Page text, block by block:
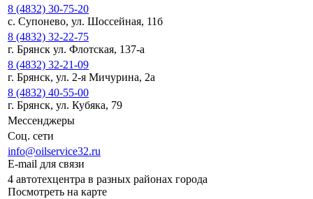
8 (4832) 30-75-20
с. Супонево, ул. Шоссейная, 11б
8 (4832) 32-22-75
г. Брянск ул. Флотская, 137-а
8 (4832) 32-21-09
г. Брянск, ул. 2-я Мичурина, 2а
8 (4832) 40-55-00
г. Брянск, ул. Кубяка, 79
Мессенджеры
Соц. сети
info@oilservice32.ru
E-mail для связи
4 автотехцентра в разных районах города
Посмотреть на карте